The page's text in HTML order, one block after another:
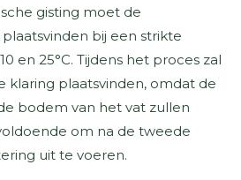
gisting moet de
bij een strikte
en 25°C. Tijdens het proces zal
klaring plaatsvinden, omdat de
bodem van het vat zullen
om na de tweede
uit te voeren.